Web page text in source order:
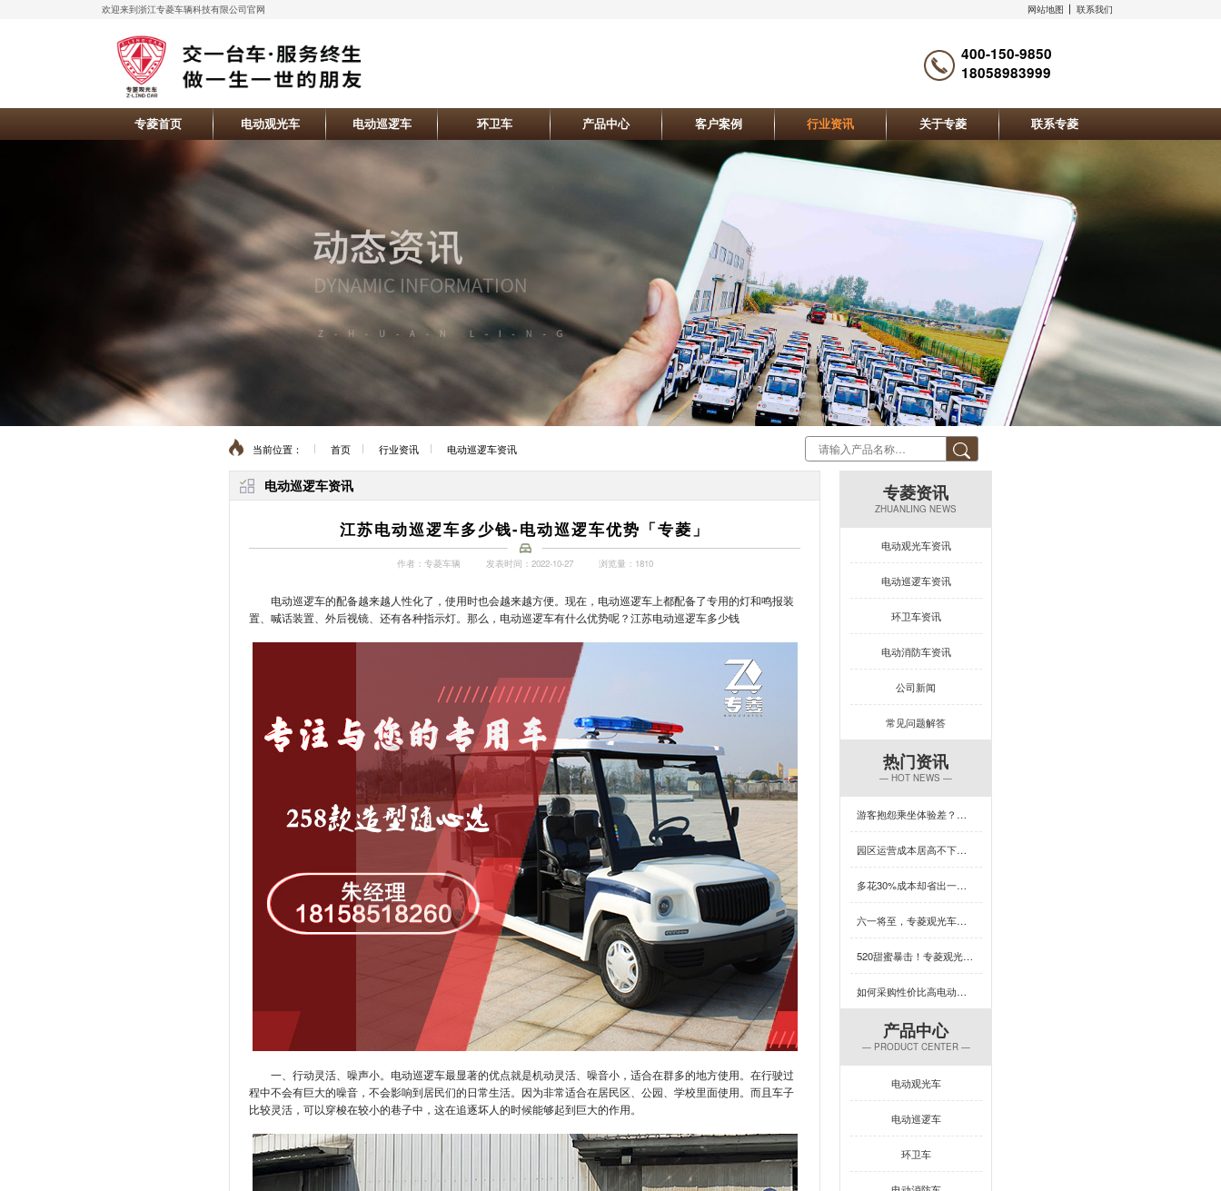
欢迎来到浙江专菱车辆科技有限公司官网 网站地图 联系我们
400-150-9850
18058983999
专菱首页 电动观光车 电动巡逻车 环卫车 产品中心 客户案例 行业资讯 关于专菱 联系专菱
当前位置： 首页 行业资讯 电动巡逻车资讯
电动巡逻车资讯
江苏电动巡逻车多少钱-电动巡逻车优势「专菱」
作者：专菱车辆 发表时间：2022-10-27 浏览量：1810
电动巡逻车的配备越来越人性化了，使用时也会越来越方便。现在，电动巡逻车上都配备了专用的灯和鸣报装
置、喊话装置、外后视镜、还有各种指示灯。那么，电动巡逻车有什么优势呢？江苏电动巡逻车多少钱
一、行动灵活、噪声小。电动巡逻车最显著的优点就是机动灵活、噪音小，适合在群多的地方使用。在行驶过
程中不会有巨大的噪音，不会影响到居民们的日常生活。因为非常适合在居民区、公园、学校里面使用。而且车子
比较灵活，可以穿梭在较小的巷子中，这在追逐坏人的时候能够起到巨大的作用。
专菱资讯
ZHUANLING NEWS
电动观光车资讯
电动巡逻车资讯
环卫车资讯
电动消防车资讯
公司新闻
常见问题解答
热门资讯
— HOT NEWS —
游客抱怨乘坐体验差？一台专菱电动旅游观光车，打造回头率100%的舒适旅程！
园区运营成本居高不下？这款用五菱配件的观光车，耐用又省心，速看！
多花30%成本却省出一台车的钱？这款观光车凭什么颠覆性价比认知？
六一将至，专菱观光车为你的乐园增添欢乐保障
520甜蜜暴击！专菱观光车整车焊接，用硬核实力守护浪漫旅程
如何采购性价比高电动旅游观光车？这几招必学
产品中心
— PRODUCT CENTER —
电动观光车
电动巡逻车
环卫车